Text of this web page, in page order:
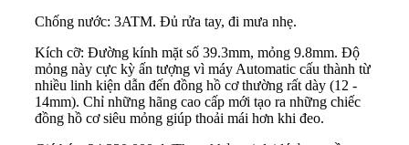
Chống nước: 3ATM. Đủ rửa tay, đi mưa nhẹ.
Kích cỡ: Đường kính mặt số 39.3mm, mỏng 9.8mm. Độ
mỏng này cực kỳ ấn tượng vì máy Automatic cấu thành từ
nhiều linh kiện dẫn đến đồng hồ cơ thường rất dày (12 -
14mm). Chỉ những hãng cao cấp mới tạo ra những chiếc
đồng hồ cơ siêu mỏng giúp thoải mái hơn khi đeo.